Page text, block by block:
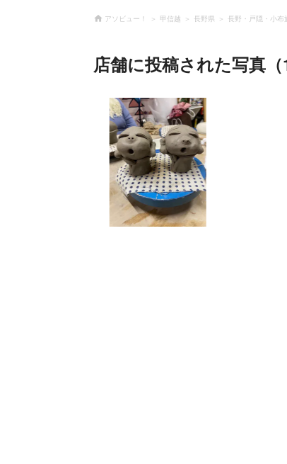
アソビュー！ 甲信越 長野県 長野・戸隠・小布
店舗に投稿された写真（